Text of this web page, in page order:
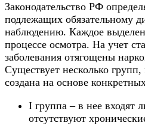
Законодательство РФ
подлежащих обязательному
наблюдению. Каждое
процессе осмотра. На учет
заболевания отягощены
Существует несколько
создана на основе
I группа – в нее входят
отсутствуют